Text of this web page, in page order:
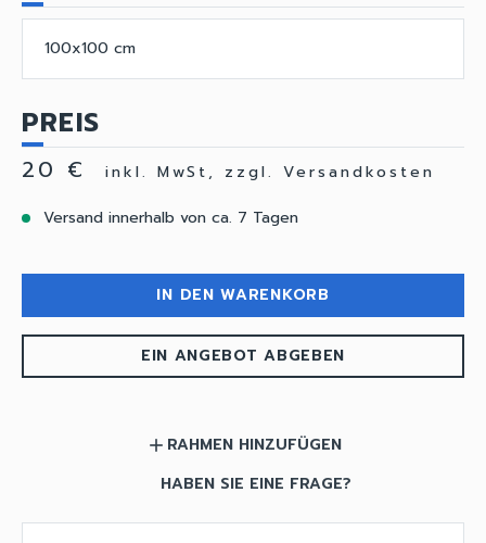
100x100 cm
PREIS
20 €
inkl. MwSt, zzgl. Versandkosten
Versand innerhalb von ca. 7 Tagen
IN DEN WARENKORB
EIN ANGEBOT ABGEBEN
add RAHMEN HINZUFÜGEN
HABEN SIE EINE FRAGE?